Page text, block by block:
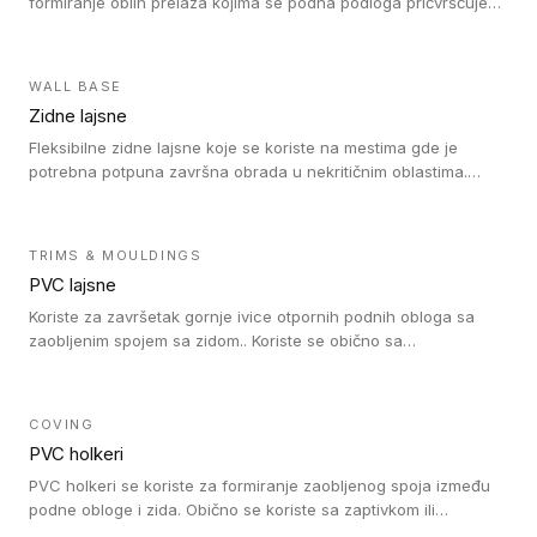
WALL BASE
Zidne lajsne
Fleksibilne zidne lajsne koje se koriste na mestima gde je
potrebna potpuna završna obrada u nekritičnim oblastima.
TRIMS & MOULDINGS
PVC lajsne
Koriste za završetak gornje ivice otpornih podnih obloga sa
zaobljenim spojem sa zidom.. Koriste se obično sa
rešenje).
COVING
PVC holkeri
PVC holkeri se koriste za formiranje zaobljenog spoja između
podne obloge i zida. Obično se koriste sa zaptivkom ili